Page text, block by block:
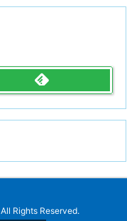
All Rights Reserved.